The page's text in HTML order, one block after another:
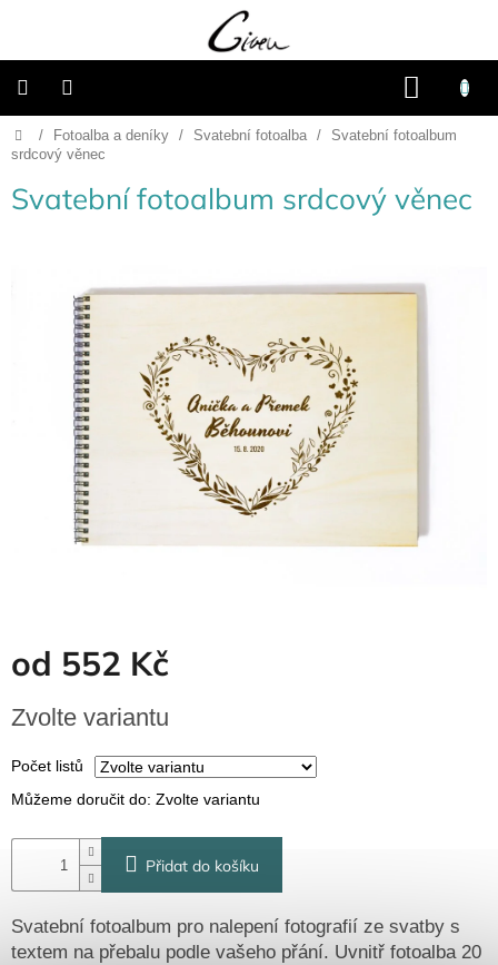
KOŠÍK
Připravené
dárkové
Vánoce
Fotoalba
Dřevěné
krabičky
firmy
Valentýn
Domů
/ Fotoalba a deníky / Svatební fotoalba /
Svatební fotoalbum
srdcový věnec
Svatební fotoalbum srdcový věnec
od 552 Kč
cena:
Zvolte variantu
Počet listů
Můžeme doručit do: Zvolte variantu
Přidat do košíku
Svatební fotoalbum pro nalepení fotografií ze svatby s
textem na přebalu podle vašeho přání. Uvnitř fotoalba 20